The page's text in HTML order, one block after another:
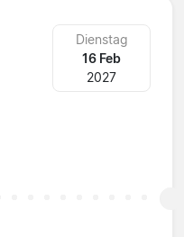
Dienstag
16 Feb
2027